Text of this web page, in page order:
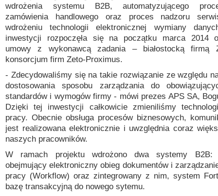
wdrożenia systemu B2B, automatyzującego
zamówienia handlowego oraz proces nadzoru
wdrożeniu technologii elektronicznej wymiany
inwestycji rozpoczęła się na początku marca 2014
umowy z wykonawcą zadania – białostocką firmą
konsorcjum firm Zeto-Proximus.
- Zdecydowaliśmy się na takie rozwiązanie ze względu
dostosowania sposobu zarządzania do
standardów i wymogów firmy - mówi prezes APS SA,
Dzięki tej inwestycji całkowicie zmieniliśmy
pracy. Obecnie obsługa procesów biznesowych,
jest realizowana elektronicznie i uwzględnia coraz
naszych pracowników.
W ramach projektu wdrożono dwa systemy B2B:
obejmujący elektroniczny obieg dokumentów i
pracy (Workflow) oraz zintegrowany z nim, system
bazę transakcyjną do nowego sytemu.